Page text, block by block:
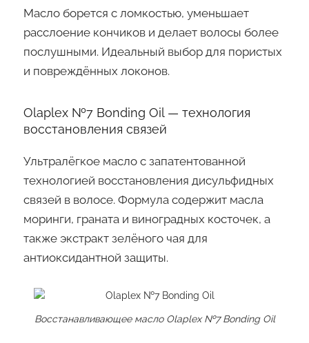
Масло борется с ломкостью, уменьшает
расслоение кончиков и делает волосы более
послушными. Идеальный выбор для пористых
и повреждённых локонов.
Olaplex №7 Bonding Oil — технология
восстановления связей
Ультралёгкое масло с запатентованной
технологией восстановления дисульфидных
связей в волосе. Формула содержит масла
моринги, граната и виноградных косточек, а
также экстракт зелёного чая для
антиоксидантной защиты.
Восстанавливающее масло Olaplex №7 Bonding Oil